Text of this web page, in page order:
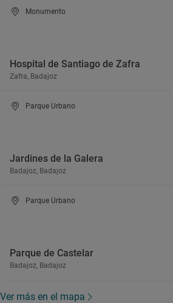
Monumento
Hospital de Santiago de Zafra
Zafra, Badajoz
Parque Urbano
Jardines de la Galera
Badajoz, Badajoz
Parque Urbano
Parque de Castelar
Badajoz, Badajoz
Ver más en el mapa